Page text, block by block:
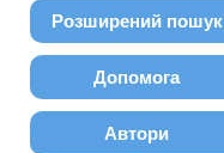
Розширений пошук
Допомога
Автори